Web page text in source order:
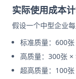
实际使用成本
假设一个中型企业
标准质量：600
高质量：300张 ×
超高质量：100